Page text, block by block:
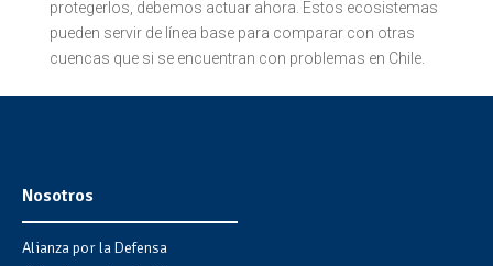
protegerlos, debemos actuar ahora. Estos ecosistemas
pueden servir de línea base para comparar con otras
cuencas que si se encuentran con problemas en Chile.
Nosotros
Alianza por la Defensa